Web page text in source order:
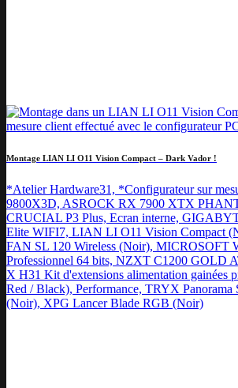
Montage LIAN LI O11 Vision Compact – Dark Vador !
*Atelier Hardware31, *Configurateur sur
9800X3D, ASROCK RX 7900 XTX
CRUCIAL P3 Plus, Ecran interne,
Elite WIFI7, LIAN LI O11 Vision Compact
FAN SL 120 Wireless (Noir), MICROSOFT
Professionnel 64 bits, NZXT C1200 GOLD
X H31 Kit d'extensions alimentation gainées
Red / Black), Performance, TRYX Panorama
(Noir), XPG Lancer Blade RGB (Noir)